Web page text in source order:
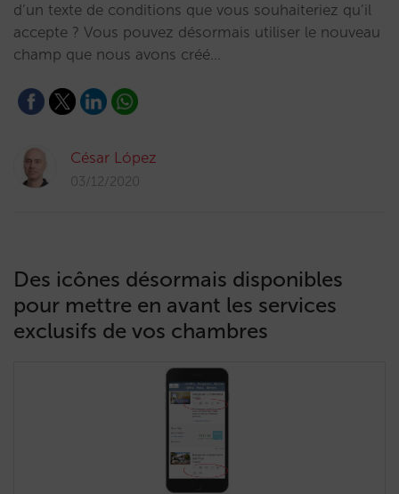
d’un texte de conditions que vous souhaiteriez qu’il
accepte ? Vous pouvez désormais utiliser le nouveau
champ que nous avons créé…
César López
03/12/2020
Des icônes désormais disponibles
pour mettre en avant les services
exclusifs de vos chambres